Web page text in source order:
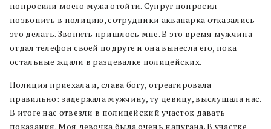
попросили моего мужа отойти. Супруг попросил
позвонить в полицию, сотрудники аквапарка отказались
это делать. Звонить пришлось мне. В это время мужчина
отдал телефон своей подруге и она вынесла его, пока
остальные ждали в раздевалке полицейских.
Полиция приехала и, слава богу, отреагировала
правильно: задержала мужчину, ту девицу, выслушала нас.
В итоге нас отвезли в полицейский участок давать
показания. Моя девочка была очень напугана. В участке